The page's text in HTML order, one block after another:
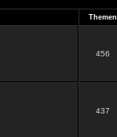
Themen
456
437